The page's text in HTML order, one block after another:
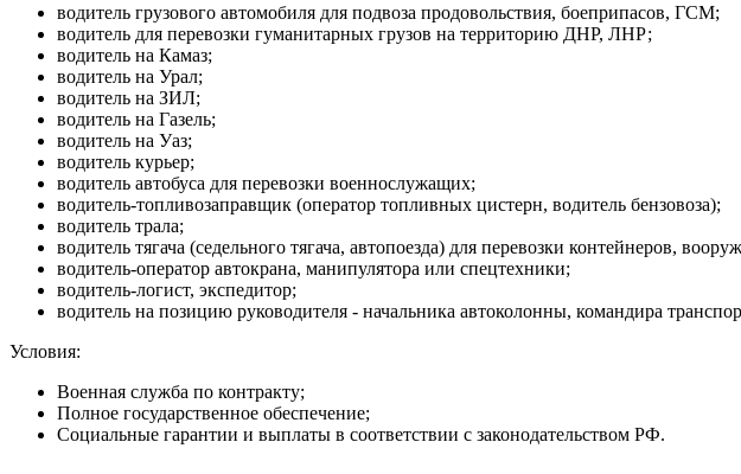
водитель грузового автомобиля для подвоза продовольствия, боеприпасов, ГСМ;
водитель для перевозки гуманитарных грузов на территорию ДНР, ЛНР;
водитель на Камаз;
водитель на Урал;
водитель на ЗИЛ;
водитель на Газель;
водитель на Уаз;
водитель курьер;
водитель автобуса для перевозки военнослужащих;
водитель-топливозаправщик (оператор топливных цистерн, водитель бензовоза);
водитель трала;
водитель тягача (седельного тягача, автопоезда) для перевозки контейнеров,
водитель-оператор автокрана, манипулятора или спецтехники;
водитель-логист, экспедитор;
водитель на позицию руководителя - начальника автоколонны, командира
Условия:
Военная служба по контракту;
Полное государственное обеспечение;
Социальные гарантии и выплаты в соответствии с законодательством РФ.